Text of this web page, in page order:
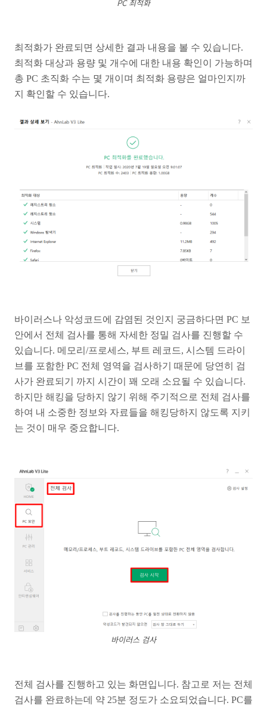
PC 최적화
최적화가 완료되면 상세한 결과 내용을 볼 수 있습니다.
최적화 대상과 용량 및 개수에 대한 내용 확인이 가능하며
총 PC 초직화 수는 몇 개이며 최적화 용량은 얼마인지까
지 확인할 수 있습니다.
바이러스나 악성코드에 감염된 것인지 궁금하다면 PC 보
안에서 전체 검사를 통해 자세한 정밀 검사를 진행할 수
있습니다. 메모리/프로세스, 부트 레코드, 시스템 드라이
브를 포함한 PC 전체 영역을 검사하기 때문에 당연히 검
사가 완료되기 까지 시간이 꽤 오래 소요될 수 있습니다.
하지만 해킹을 당하지 않기 위해 주기적으로 전체 검사를
하여 내 소중한 정보와 자료들을 해킹당하지 않도록 지키
는 것이 매우 중요합니다.
바이러스 검사
전체 검사를 진행하고 있는 화면입니다. 참고로 저는 전체
검사를 완료하는데 약 25분 정도가 소요되었습니다. PC를